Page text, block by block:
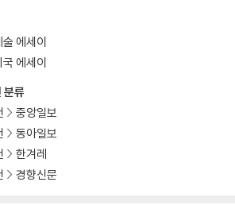
분류
중앙일보
동아일보
한겨레
경향신문
술 에세이
국 에세이